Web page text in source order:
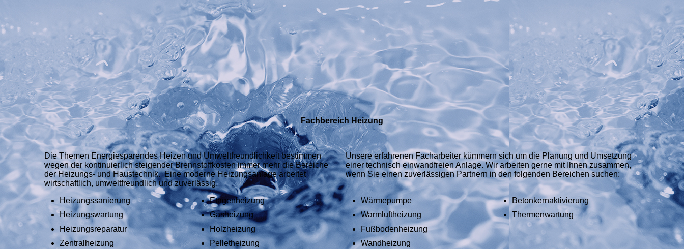
Fachbereich Heizung
Die Themen Energiesparendes Heizen und Umweltfreundlichkeit bestimmen
wegen der kontinuierlich steigender Brennstoffkosten immer mehr die Bereiche
der Heizungs- und Haustechnik. Eine moderne Heizungsanlage arbeitet
wirtschaftlich, umweltfreundlich und zuverlässig.
Unsere erfahrenen Facharbeiter kümmern sich um die Planung und Umsetzung
einer technisch einwandfreien Anlage. Wir arbeiten gerne mit Ihnen zusammen,
wenn Sie einen zuverlässigen Partnern in den folgenden Bereichen suchen:
Heizungssanierung
Heizungswartung
Heizungsreparatur
Zentralheizung
Etagenheizung
Gasheizung
Holzheizung
Pelletheizung
Wärmepumpe
Warmluftheizung
Fußbodenheizung
Wandheizung
Betonkernaktivierung
Thermenwartung